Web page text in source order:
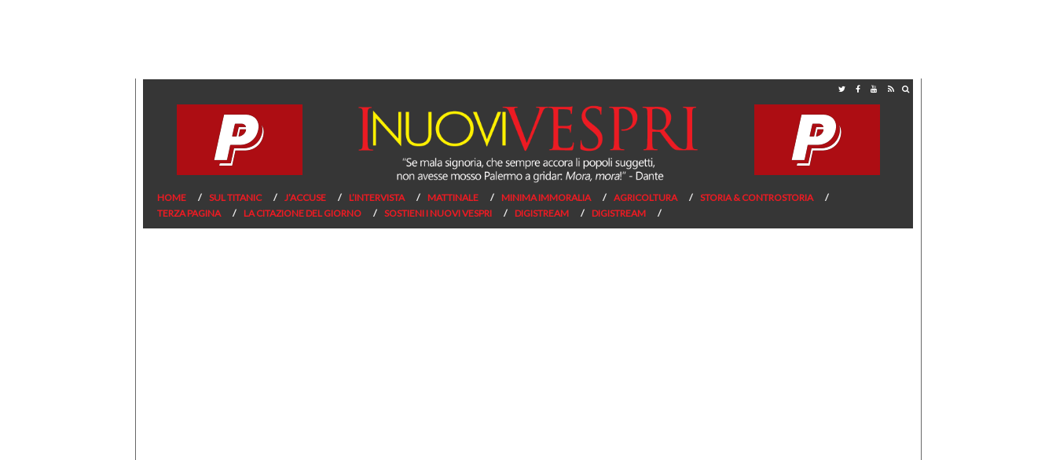
HOME SUL TITANIC J’ACCUSE L’INTERVISTA MATTINALE MINIMA IMMORALIA AGRICOLTURA
STORIA & CONTROSTORIA
TERZA PAGINA
LA CITAZIONE DEL GIORNO SOSTIENI I NUOVI VESPRI DIGISTREAM DIGISTREAM